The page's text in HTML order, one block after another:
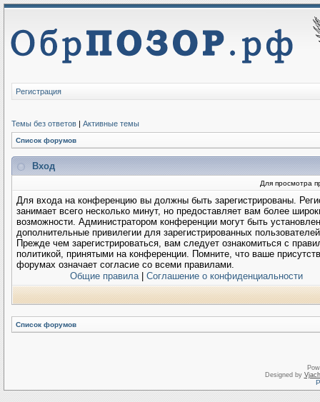
Регистрация
Темы без ответов | Активные темы
Список форумов
Вход
Для просмотра
Для входа на конференцию вы должны быть зарегистрированы.
занимает всего несколько минут, но предоставляет вам более
возможности. Администратором конференции могут быть
дополнительные привилегии для зарегистрированных
Прежде чем зарегистрироваться, вам следует ознакомиться с
политикой, принятыми на конференции. Помните, что ваше
форумах означает согласие со всеми правилами.
Общие правила| Соглашение о конфиденциальности
Список форумов
Designed by